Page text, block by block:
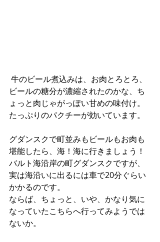
ビールの糖分が濃縮されたのかな、ち
ょっと肉じゃがっぽい甘めの味付け。
たっぷりのパクチーが効いています。
グダンスクで町並みもビールもお肉も
堪能したら、海！海に行きましょう！
バルト海沿岸の町グダンスクですが、
実は海沿いに出るには車で20分ぐらい
かかるのです。
ならば、ちょっと、いや、かなり気に
なっていたこちらへ行ってみようでは
ないか。